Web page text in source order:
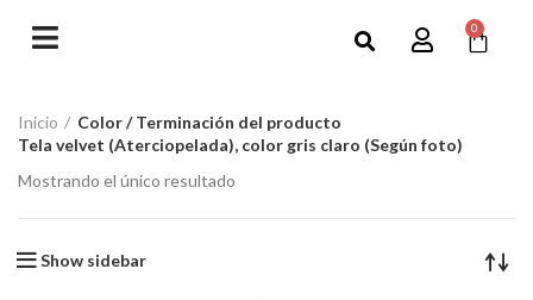
0
Inicio
Color / Terminación del producto
Tela velvet (Aterciopelada), color gris claro (Según foto)
Mostrando el único resultado
Show sidebar